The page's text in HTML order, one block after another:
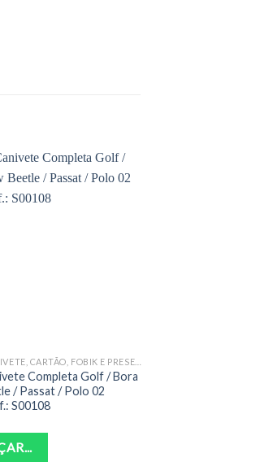
Completa Golf / Bora
/ Passat / Polo 02
S00108